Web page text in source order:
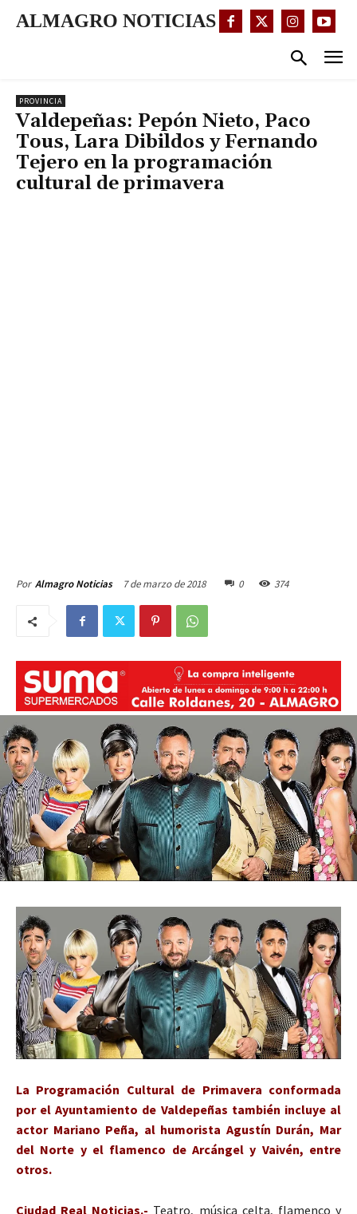
ALMAGRO NOTICIAS
PROVINCIA
Valdepeñas: Pepón Nieto, Paco
Tous, Lara Dibildos y Fernando
Tejero en la programación
cultural de primavera
Por Almagro Noticias 7 de marzo de 2018 0 374
La Programación Cultural de Primavera conformada
por el Ayuntamiento de Valdepeñas también incluye al
actor Mariano Peña, al humorista Agustín Durán, Mar
del Norte y el flamenco de Arcángel y Vaivén, entre
otros.
Ciudad Real Noticias.- Teatro, música celta, flamenco y